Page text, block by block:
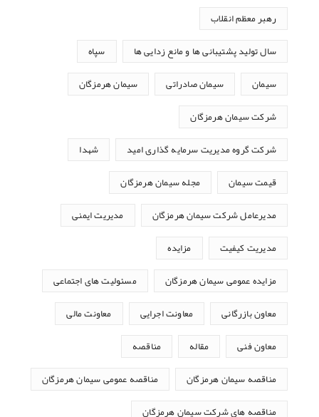
رهبر معظم انقلاب
سال تولید پشتیبانی ها و مانع زدایی ها سپاه
سیمان سیمان صادراتی سیمان هرمزگان
شرکت سیمان هرمزگان
شرکت گروه مدیریت سرمایه گذاری امید شهدا
قیمت سیمان مجله سیمان هرمزگان
مدیرعامل شرکت سیمان هرمزگان مدیریت ایمنی
مدیریت کیفیت مزایده
مزایده عمومی سیمان هرمزگان مسئولیت های اجتماعی
معاون بازرگانی معاونت اجرایی معاونت مالی
معاون فنی مقاله مناقصه
مناقصه سیمان هرمزگان مناقصه عمومی سیمان هرمزگان
مناقصه های شرکت سیمان هرمزگان